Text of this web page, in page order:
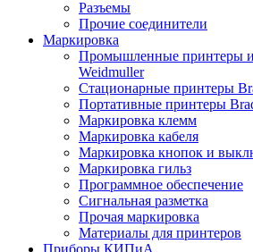
Разъемы
Прочие соединители
Маркировка
Промышленные принтеры
Weidmuller
Стационарные принтеры
Портативные принтеры
Маркировка клемм
Маркировка кабеля
Маркировка кнопок и
Маркировка гильз
Программное обеспечение
Сигнальная разметка
Прочая маркировка
Материалы для принтеров
Приборы КИПиА